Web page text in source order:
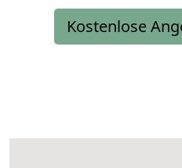
Kostenlose